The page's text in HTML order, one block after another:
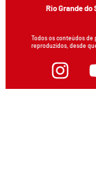
Rio Grande do
Todos os conteúdos de
reproduzidos, desde